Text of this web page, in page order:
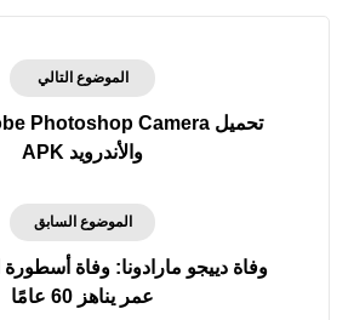
الموضوع التالي
والأندرويد APK
الموضوع السابق
وفاة دييجو مارادونا: وفاة أسطورة
عمر يناهز 60 عامًا